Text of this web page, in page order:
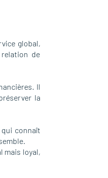
global,
de
Il
la
connaît
mais loyal,